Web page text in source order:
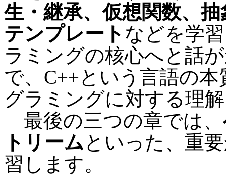
生・継承、仮想関数、
テンプレート などを学
ラミングの核心へと話
で、C++という言語の
グラミングに対する理
最後の三つの章では、
トリームといった、重
習します。